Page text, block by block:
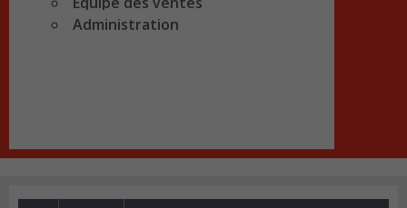
Administration